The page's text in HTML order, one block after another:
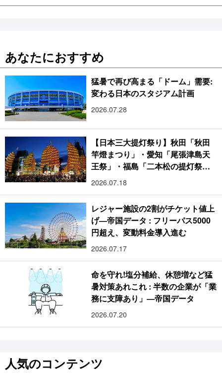
あなたにおすすめ
猛暑で再び高まる「ドーム」需要:
変わる日本のスタジアム計画
2026.07.28
【日本三大提灯祭り】秋田「秋田
竿燈まつり」・愛知「尾張津島天
王祭」・福島「二本松の提灯祭
り」:おびただしい灯火が夜空を照
2026.07.18
レジャー施設の2割がチケット値上
げ―帝国データ : フリーパス5000
円超え、変動料金導入進む
2026.07.17
命を守れ!塩分補給、休憩増など猛
暑対策あれこれ : 半数の企業が「業
務に支障あり」―帝国データ
2026.07.20
人気のコンテンツ